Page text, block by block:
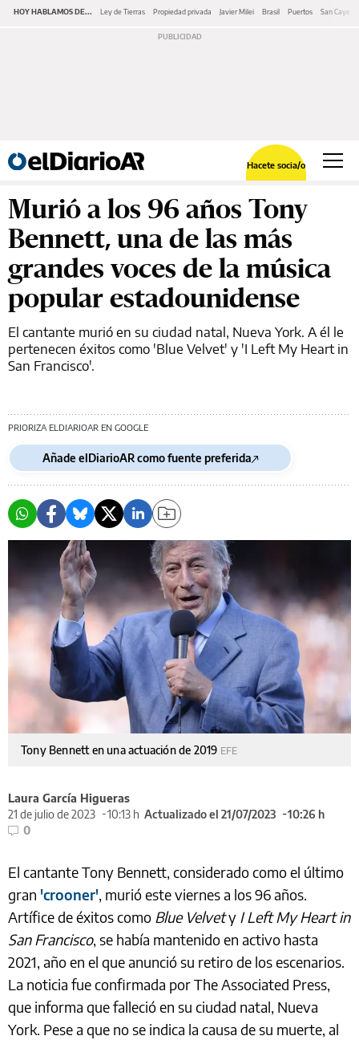
HOY HABLAMOS DE... Ley de Tierras Propiedad privada Javier Milei Brasil Puertos San
Hacete socia/o
Murió a los 96 años Tony
Bennett, una de las más
grandes voces de la música
popular estadounidense
El cantante murió en su ciudad natal, Nueva York. A él le
pertenecen éxitos como 'Blue Velvet' y 'I Left My Heart in
San Francisco'.
PRIORIZA ELDIARIOAR EN GOOGLE
Añade elDiarioAR como fuente preferida
Tony Bennett en una actuación de 2019 EFE
Laura García Higueras
21 de julio de 2023
10:13 h Actualizado el 21/07/2023
10:26 h
0
El cantante Tony Bennett, considerado como el último
gran 'crooner', murió este viernes a los 96 años.
Artífice de éxitos como Blue Velvety I Left My Heart in
San Francisco, se había mantenido en activo hasta
2021, año en el que anunció su retiro de los escenarios.
La noticia fue confirmada por The Associated Press,
que informa que falleció en su ciudad natal, Nueva
York. Pese a que no se indica la causa de su muerte, al